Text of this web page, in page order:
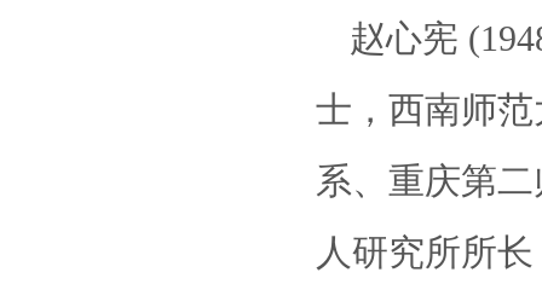
赵心宪
士，西南师
系、重庆第
人研究所所